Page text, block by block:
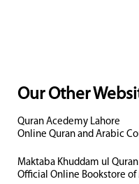
Our Other
Quran Acedemy Lahore
Online Quran and Arabic
Maktaba Khuddam ul Quran
Official Online Bookstore